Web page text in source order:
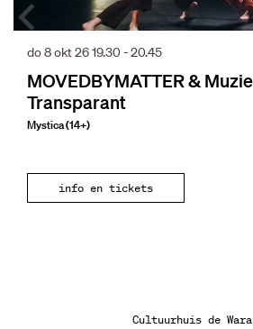
MOVEDBYMATTER &
Transparant
Mystica (14+)
do 8 okt 2619.30 - 20.45
info en tickets
Cultuurhuis de